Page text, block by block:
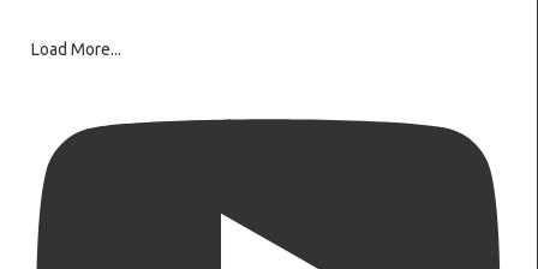
Load More...